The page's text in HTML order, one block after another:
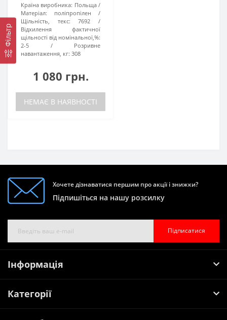
Фільтр
Країна виробника: Польща
Матеріал:
поліпропілен
Щільність, текс:
7692
Відхилення фактичної
щільності від номінальної,%:
2-5
Розривне
навантаження, кг: 308
1 080 грн.
НЕМАЄ В НАЯВНОСТІ
Хочете дізнаватися першим про акції і знижки?
Підпишіться на нашу розсилку
Підписатися
Інформація
Категорії